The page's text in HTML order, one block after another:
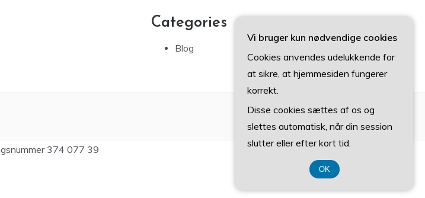
Categories
Blog
374 077 39
Vi bruger kun nødvendige cookies
Cookies anvendes udelukkende for
at sikre, at hjemmesiden fungerer
korrekt.
Disse cookies sættes af os og
slettes automatisk, når din session
slutter eller efter kort tid.
OK